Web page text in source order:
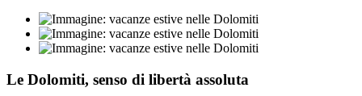
Le Dolomiti, senso di libertà assoluta